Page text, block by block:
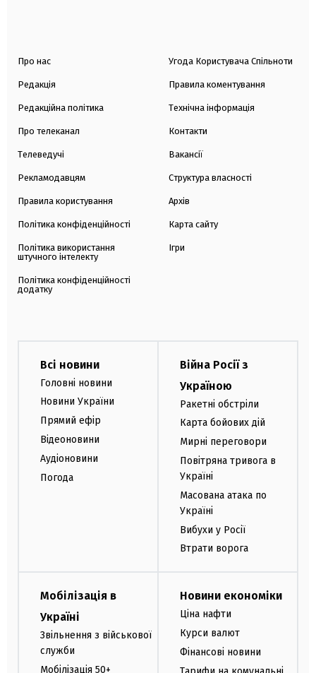
Про нас
Редакція
Редакційна політика
Про телеканал
Телеведучі
Рекламодавцям
Правила користування
Політика конфіденційності
Політика використання
штучного інтелекту
Політика конфіденційності
додатку
Угода Користувача Спільноти
Правила коментування
Технічна інформація
Контакти
Вакансії
Структура власності
Архів
Карта сайту
Ігри
Всі новини
Головні новини
Новини України
Прямий ефір
Відеоновини
Аудіоновини
Погода
Війна Росії з
Україною
Ракетні обстріли
Карта бойових дій
Мирні переговори
Повітряна тривога в
Україні
Масована атака по
Україні
Вибухи у Росії
Втрати ворога
Мобілізація в
Україні
Звільнення з військової
служби
Мобілізація 50+
Новини економіки
Ціна нафти
Курси валют
Фінансові новини